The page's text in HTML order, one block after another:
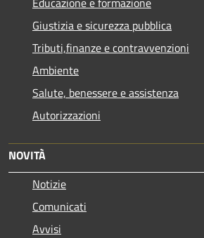
Giustizia e sicurezza pubblica
Tributi,finanze e contravvenzioni
Ambiente
Salute, benessere e assistenza
Autorizzazioni
NOVITÀ
Notizie
Comunicati
Avvisi